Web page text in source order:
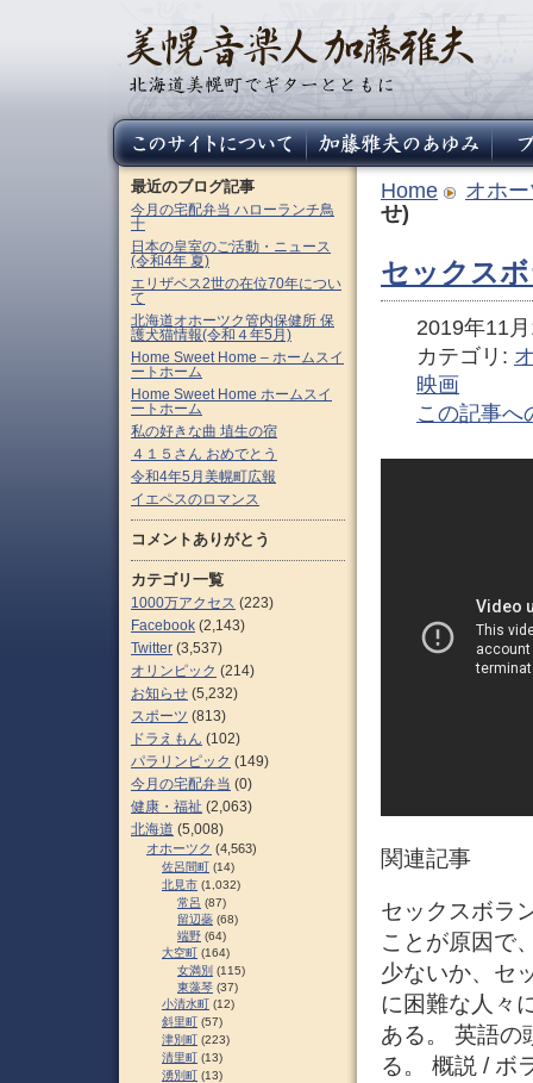
Home
オホ
せ)
セックス
2019年11
カテゴリ:
映画
この記事へ
関連記事
セックスボラ
ことが原因で
少ないか、セ
に困難な人々
ある。 英語の
る。 概説 / ボ
最近のブログ記事
今月の宅配弁当 ハローランチ鳥
十
日本の皇室のご活動・ニュース
(令和4年 夏)
エリザベス2世の在位70年につい
て
北海道オホーツク管内保健所 保
護犬猫情報(令和４年5月)
Home Sweet Home – ホームスイ
ートホーム
Home Sweet Home ホームスイ
ートホーム
私の好きな曲 埴生の宿
４１５さん おめでとう
令和4年5月美幌町広報
イエペスのロマンス
コメントありがとう
カテゴリ一覧
1000万アクセス (223)
Facebook (2,143)
Twitter (3,537)
オリンピック (214)
お知らせ (5,232)
スポーツ (813)
ドラえもん (102)
パラリンピック (149)
今月の宅配弁当 (0)
健康・福祉 (2,063)
北海道 (5,008)
オホーツク (4,563)
佐呂間町 (14)
北見市 (1,032)
常呂 (87)
留辺蘂 (68)
端野 (64)
大空町 (164)
女満別 (115)
東藻琴 (37)
小清水町 (12)
斜里町 (57)
津別町 (223)
清里町 (13)
湧別町 (13)